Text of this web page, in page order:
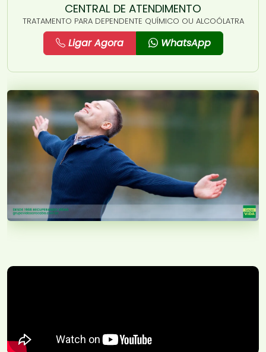
CENTRAL DE ATENDIMENTO
TRATAMENTO PARA DEPENDENTE QUÍMICO OU ALCOÓLATRA
Ligar Agora WhatsApp